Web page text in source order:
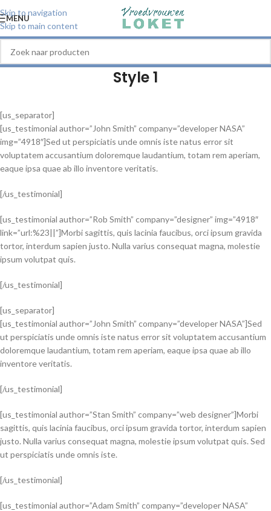
Skip to navigation
Skip to main content
MENU
Style 1
[us_separator]
[us_testimonial author=”John Smith” company=”developer NASA”
img=”4918″]Sed ut perspiciatis unde omnis iste natus error sit
voluptatem accusantium doloremque laudantium, totam rem aperiam,
eaque ipsa quae ab illo inventore veritatis.
[/us_testimonial]
[us_testimonial author=”Rob Smith” company=”designer” img=”4918″
link=”url:%23||”]Morbi sagittis, quis lacinia faucibus, orci ipsum gravida
tortor, interdum sapien justo. Nulla varius consequat magna, molestie
ipsum volutpat quis.
[/us_testimonial]
[us_separator]
[us_testimonial author=”John Smith” company=”developer NASA”]Sed
ut perspiciatis unde omnis iste natus error sit voluptatem accusantium
doloremque laudantium, totam rem aperiam, eaque ipsa quae ab illo
inventore veritatis.
[/us_testimonial]
[us_testimonial author=”Stan Smith” company=”web designer”]Morbi
sagittis, quis lacinia faucibus, orci ipsum gravida tortor, interdum sapien
justo. Nulla varius consequat magna, molestie ipsum volutpat quis. Sed
ut perspiciatis unde omnis iste.
[/us_testimonial]
[us_testimonial author=”Adam Smith” company=”developer NASA”